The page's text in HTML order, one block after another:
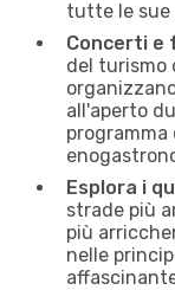
tutte le
Concerti e
del turismo
all'aperto
Esplora i
strade più
più
nelle